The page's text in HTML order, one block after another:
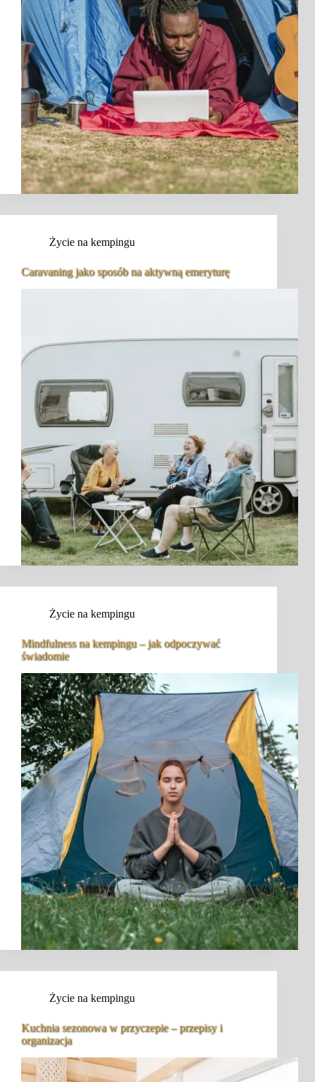
Życie na kempingu
Caravaning jako sposób na aktywną emeryturę
Życie na kempingu
Mindfulness na kempingu – jak odpoczywać
świadomie
Życie na kempingu
Kuchnia sezonowa w przyczepie – przepisy i
organizacja